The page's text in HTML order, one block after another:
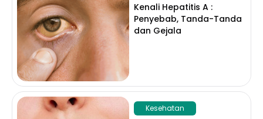
Kenali Hepatitis A :
Penyebab, Tanda-Tanda
dan Gejala
Kesehatan